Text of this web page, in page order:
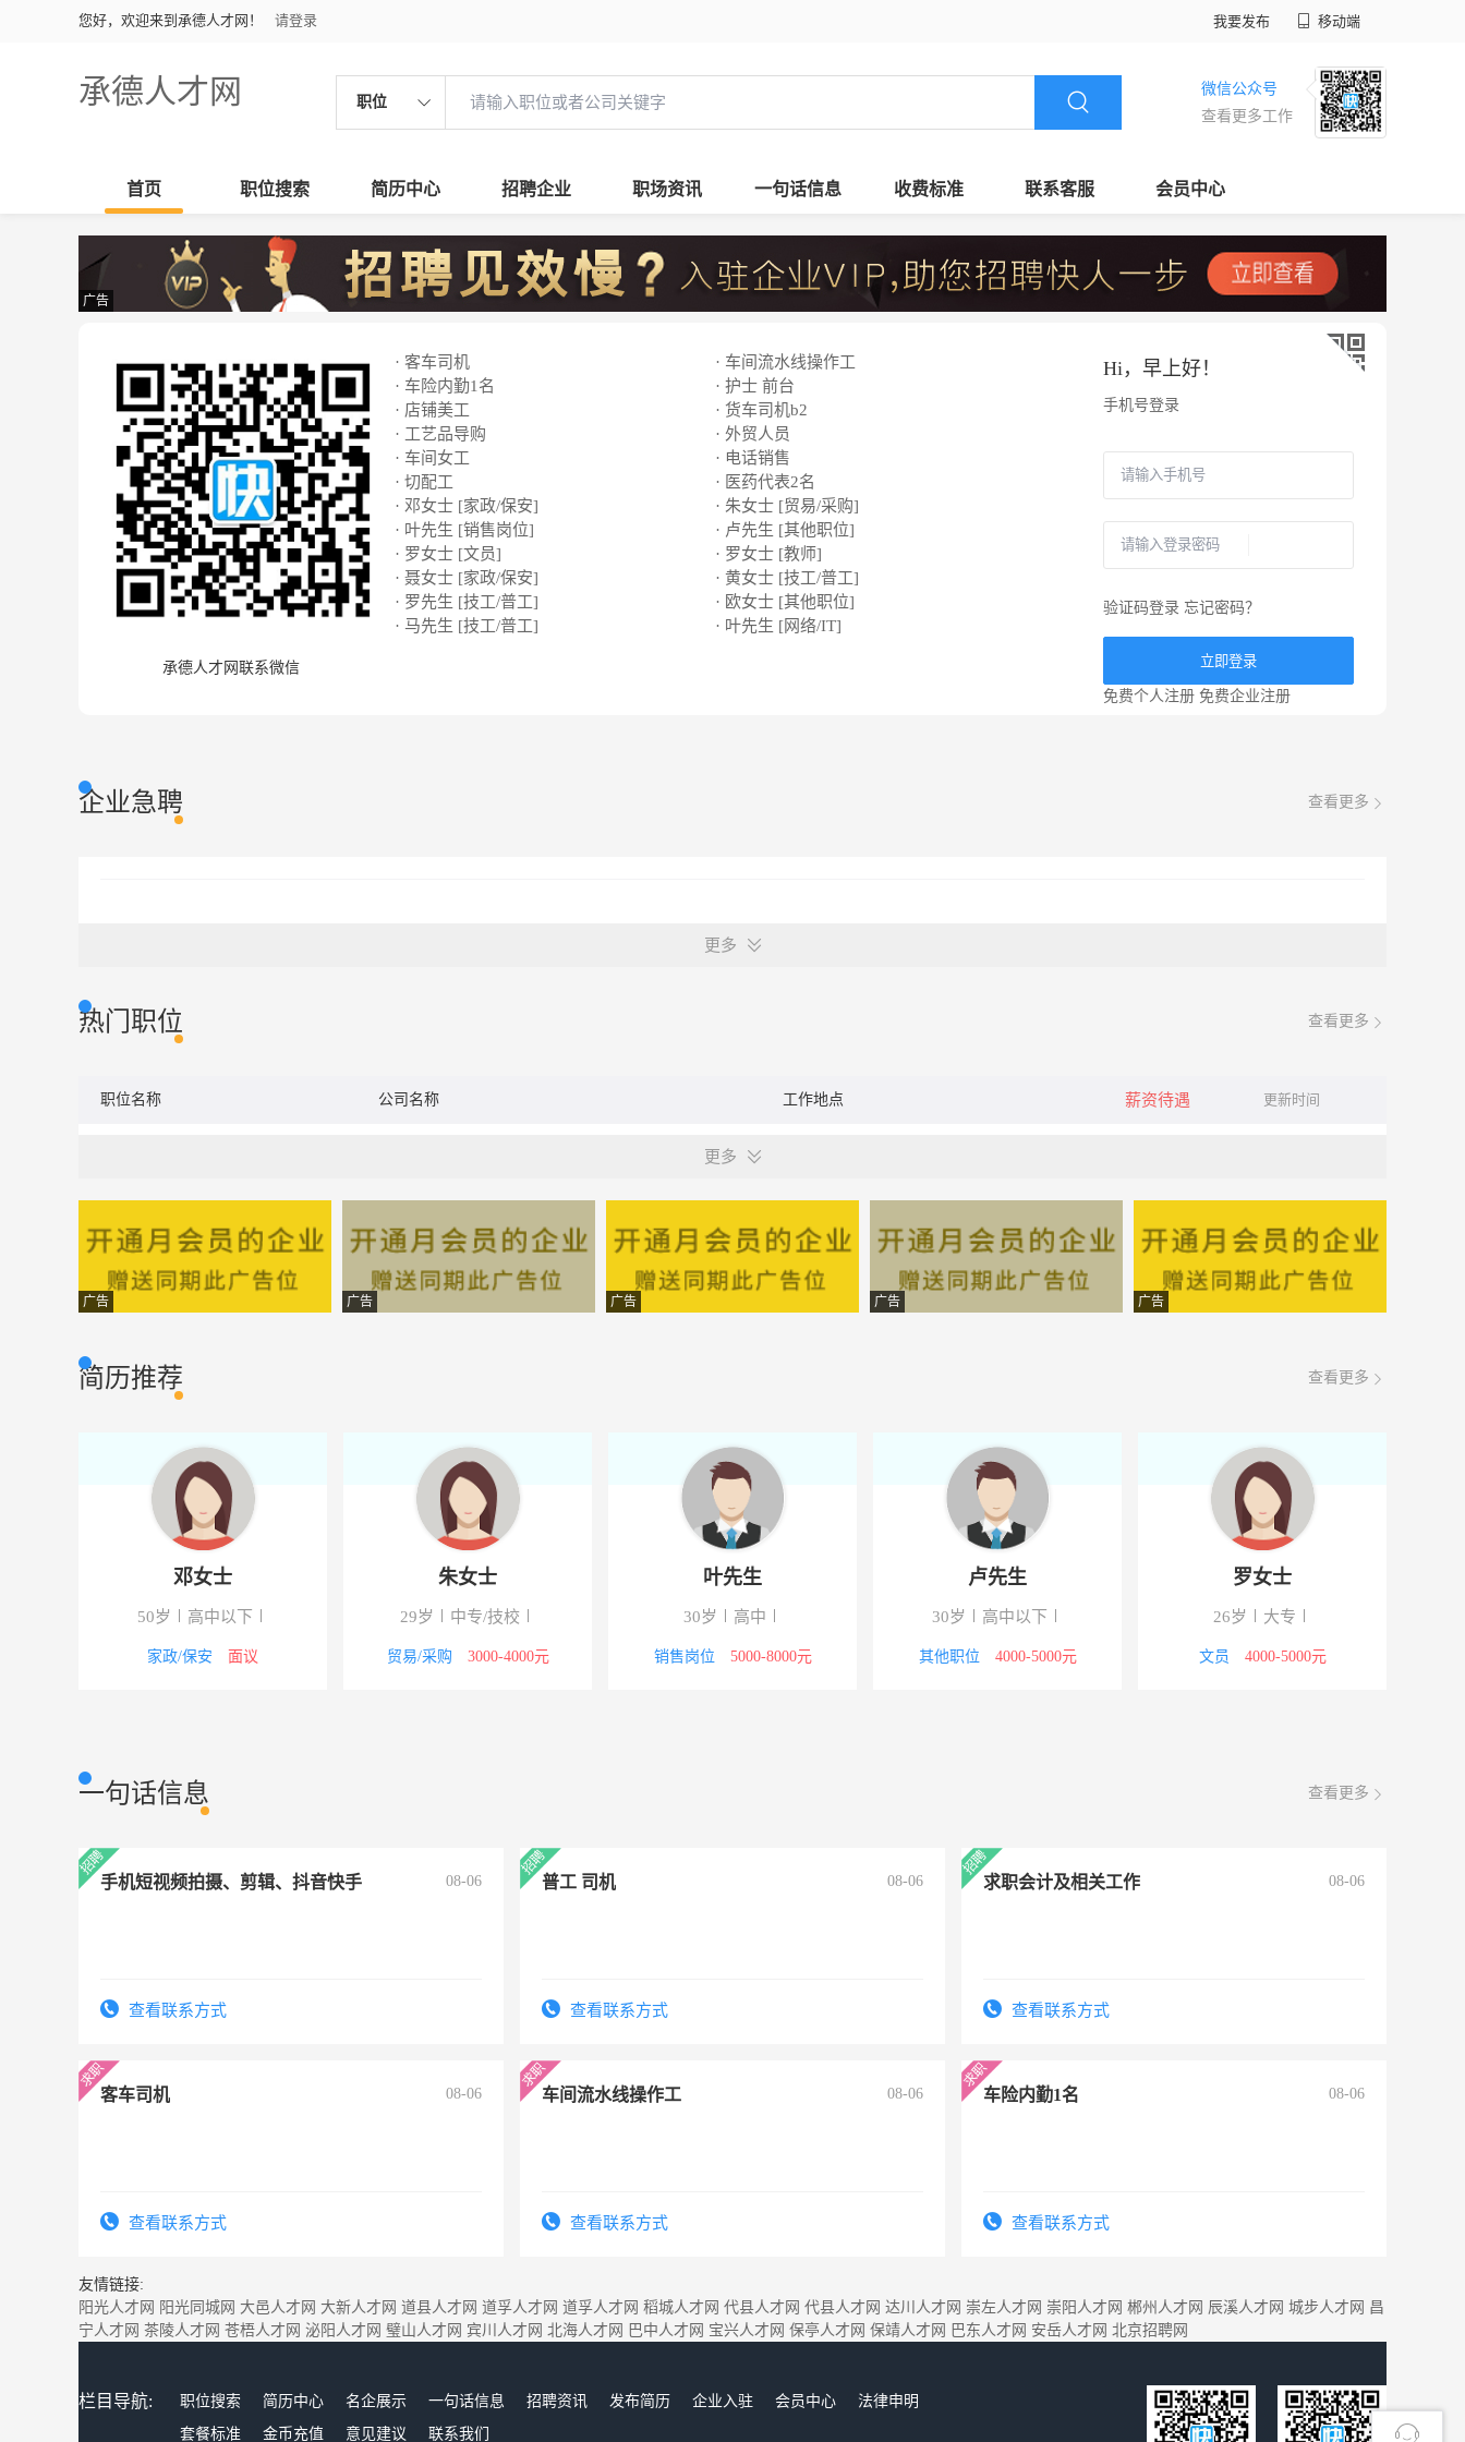
您好，欢迎来到承德人才网！ 请登录 我要发布 移动端
承德人才网 职位
微信公众号
查看更多工作
首页 职位搜索 简历中心 招聘企业 职场资讯 一句话信息 收费标准 联系客服 会员中心
广告
承德人才网联系微信
· 客车司机
· 车间流水线操作工
· 车险内勤1名
· 护士 前台
· 店铺美工
· 货车司机b2
· 工艺品导购
· 外贸人员
· 车间女工
· 电话销售
· 切配工
· 医药代表2名
· 邓女士 [家政/保安]
· 朱女士 [贸易/采购]
· 叶先生 [销售岗位]
· 卢先生 [其他职位]
· 罗女士 [文员]
· 罗女士 [教师]
· 聂女士 [家政/保安]
· 黄女士 [技工/普工]
· 罗先生 [技工/普工]
· 欧女士 [其他职位]
· 马先生 [技工/普工]
· 叶先生 [网络/IT]
Hi， 早上好！
手机号登录
验证码登录 忘记密码？
立即登录
免费个人注册 免费企业注册
企业急聘 查看更多
更多
热门职位 查看更多
职位名称 公司名称 工作地点 薪资待遇 更新时间
更多
广告 广告 广告 广告 广告
简历推荐 查看更多
邓女士
50岁 高中以下
家政/保安 面议
朱女士
29岁 中专/技校
贸易/采购 3000-4000元
叶先生
30岁 高中
销售岗位 5000-8000元
卢先生
30岁 高中以下
其他职位 4000-5000元
罗女士
26岁 大专
文员 4000-5000元
一句话信息 查看更多
手机短视频拍摄、剪辑、抖音快手 08-06
查看联系方式
普工 司机 08-06
查看联系方式
求职会计及相关工作 08-06
查看联系方式
客车司机 08-06
查看联系方式
车间流水线操作工 08-06
查看联系方式
车险内勤1名 08-06
查看联系方式
友情链接:
阳光人才网 阳光同城网 大邑人才网 大新人才网 道县人才网 道孚人才网 道孚人才网 稻城人才网 代县人才网 代县人才网 达川人才网 崇左人才网 崇阳人才网 郴州人才网 辰溪人才网 城步人才网 昌
宁人才网 茶陵人才网 苍梧人才网 泌阳人才网 璧山人才网 宾川人才网 北海人才网 巴中人才网 宝兴人才网 保亭人才网 保靖人才网 巴东人才网 安岳人才网 北京招聘网
栏目导航: 职位搜索 简历中心 名企展示 一句话信息 招聘资讯 发布简历 企业入驻 会员中心
法律申明
套餐标准
金币充值 意见建议 联系我们